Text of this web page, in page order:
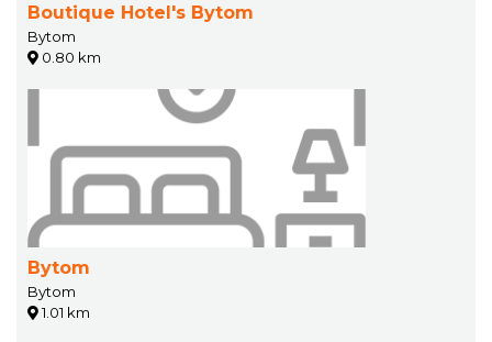
Boutique Hotel's Bytom
Bytom
0.80 km
Bytom
Bytom
1.01 km